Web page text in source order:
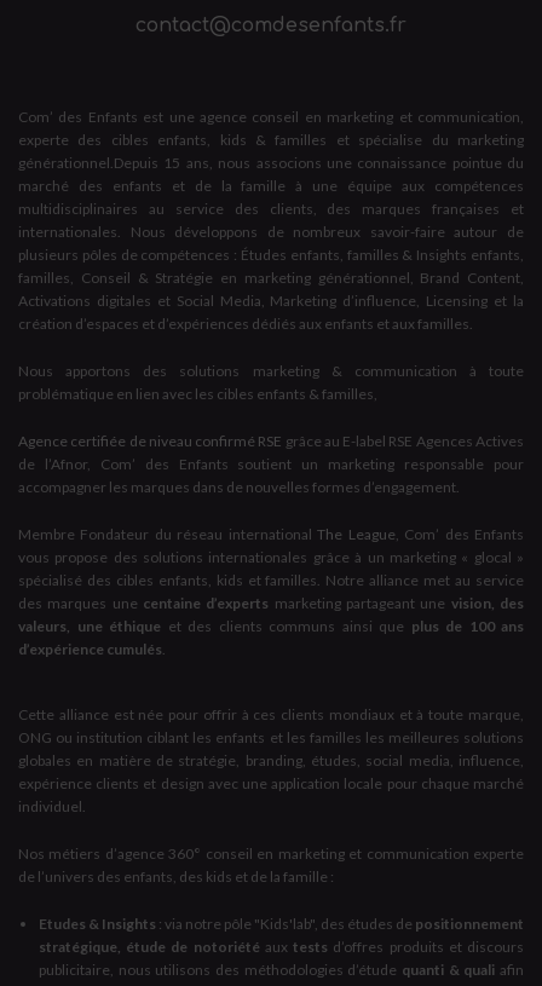
contact@comdesenfants.fr
Com’ des Enfants est une agence conseil en marketing et communication,
experte des cibles enfants, kids & familles et spécialise du marketing
générationnel.Depuis 15 ans, nous associons une connaissance pointue du
marché des enfants et de la famille à une équipe aux compétences
multidisciplinaires au service des clients, des marques françaises et
internationales. Nous développons de nombreux savoir-faire autour de
plusieurs pôles de compétences : Études enfants, familles & Insights enfants,
familles, Conseil & Stratégie en marketing générationnel, Brand Content,
Activations digitales et Social Media, Marketing d’influence, Licensing et la
création d’espaces et d’expériences dédiés aux enfants et aux familles.
Nous apportons des solutions marketing & communication à toute
problématique en lien avec les cibles enfants & familles,
Agence certifiée de niveau confirmé RSE grâce au E-label RSE Agences Actives
de l’Afnor, Com’ des Enfants soutient un marketing responsable pour
accompagner les marques dans de nouvelles formes d’engagement.
Membre Fondateur du réseau internationalThe League, Com’ des Enfants
vous propose des solutions internationales grâce à un marketing « glocal »
spécialisé des cibles enfants, kids et familles. Notre alliance met au service
des marques une centaine d’experts marketing partageant une vision, des
valeurs, une éthique et des clients communs ainsi que plus de 100 ans
d’expérience cumulés.
Cette alliance est née pour offrir à ces clients mondiaux et à toute marque,
ONG ou institution ciblant les enfants et les familles les meilleures solutions
globales en matière de stratégie, branding, études, social media, influence,
expérience clients et design avec une application locale pour chaque marché
individuel.
Nos métiers d’agence 360° conseil en marketing et communication experte
de l’univers des enfants, des kids et de la famille :
Etudes & Insights : via notre pôle "Kids'lab", des études de positionnement
stratégique, étude de notoriété auxtests d’offres produits et discours
publicitaire, nous utilisons des méthodologies d’étude quanti & quali afin